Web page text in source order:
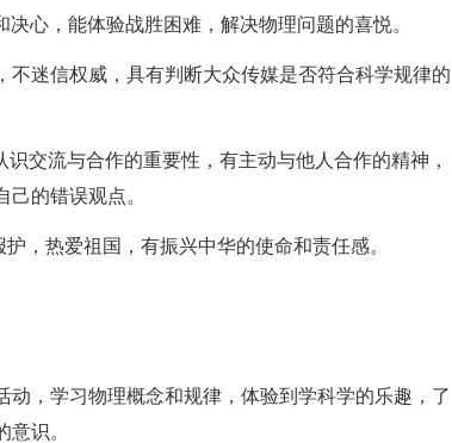
心，能体验战胜困难，解决物理问题的喜悦。
迷信权威，具有判断大众传媒是否符合科学规律的
交流与合作的重要性，有主动与他人合作的精神，
的错误观点。
，热爱祖国，有振兴中华的使命和责任感。
，学习物理概念和规律，体验到学科学的乐趣，了
识。